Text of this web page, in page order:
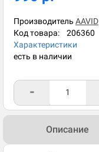
Производитель AAVID
Код товара: 206360
Характеристики
есть в наличии
-
Описание